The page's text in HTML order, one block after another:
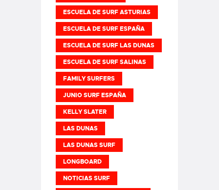
ESCUELA DE SURF ASTURIAS
ESCUELA DE SURF ESPAÑA
ESCUELA DE SURF LAS DUNAS
ESCUELA DE SURF SALINAS
FAMILY SURFERS
JUNIO SURF ESPAÑA
KELLY SLATER
LAS DUNAS
LAS DUNAS SURF
LONGBOARD
NOTICIAS SURF